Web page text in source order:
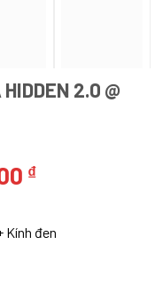
2.0 @
₫.
₫Giá
tại
là:
Kính đen